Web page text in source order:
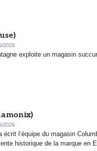
2026
exploite un magasin
2026
l’équipe du magasin
historique de la marque en